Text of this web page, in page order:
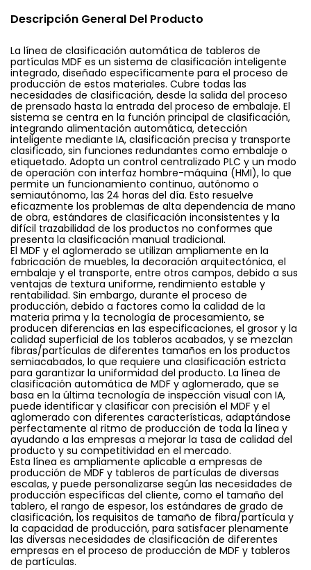
Descripción General Del Producto
La línea de clasificación automática de tableros de
partículas MDF es un sistema de clasificación inteligente
integrado, diseñado específicamente para el proceso de
producción de estos materiales. Cubre todas las
necesidades de clasificación, desde la salida del proceso
de prensado hasta la entrada del proceso de embalaje. El
sistema se centra en la función principal de clasificación,
integrando alimentación automática, detección
inteligente mediante IA, clasificación precisa y transporte
clasificado, sin funciones redundantes como embalaje o
etiquetado. Adopta un control centralizado PLC y un modo
de operación con interfaz hombre-máquina (HMI), lo que
permite un funcionamiento continuo, autónomo o
semiautónomo, las 24 horas del día. Esto resuelve
eficazmente los problemas de alta dependencia de mano
de obra, estándares de clasificación inconsistentes y la
difícil trazabilidad de los productos no conformes que
presenta la clasificación manual tradicional.
El MDF y el aglomerado se utilizan ampliamente en la
fabricación de muebles, la decoración arquitectónica, el
embalaje y el transporte, entre otros campos, debido a sus
ventajas de textura uniforme, rendimiento estable y
rentabilidad. Sin embargo, durante el proceso de
producción, debido a factores como la calidad de la
materia prima y la tecnología de procesamiento, se
producen diferencias en las especificaciones, el grosor y la
calidad superficial de los tableros acabados, y se mezclan
fibras/partículas de diferentes tamaños en los productos
semiacabados, lo que requiere una clasificación estricta
para garantizar la uniformidad del producto. La línea de
clasificación automática de MDF y aglomerado, que se
basa en la última tecnología de inspección visual con IA,
puede identificar y clasificar con precisión el MDF y el
aglomerado con diferentes características, adaptándose
perfectamente al ritmo de producción de toda la línea y
ayudando a las empresas a mejorar la tasa de calidad del
producto y su competitividad en el mercado.
Esta línea es ampliamente aplicable a empresas de
producción de MDF y tableros de partículas de diversas
escalas, y puede personalizarse según las necesidades de
producción específicas del cliente, como el tamaño del
tablero, el rango de espesor, los estándares de grado de
clasificación, los requisitos de tamaño de fibra/partícula y
la capacidad de producción, para satisfacer plenamente
las diversas necesidades de clasificación de diferentes
empresas en el proceso de producción de MDF y tableros
de partículas.